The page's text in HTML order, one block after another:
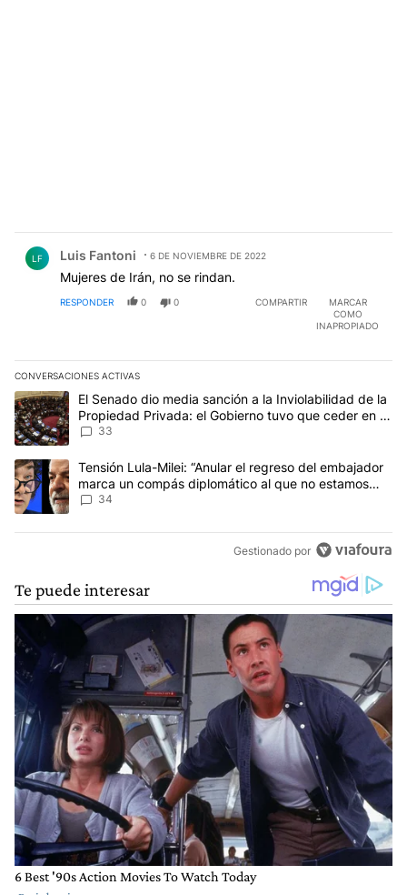
LF Luis Fantoni 6 DE NOVIEMBRE DE 2022
Mujeres de Irán, no se rindan.
RESPONDER 0 0 COMPARTIR
MARCAR
COMO
INAPROPIADO
CONVERSACIONES ACTIVAS
Este listado muestra los artículos con más comentarios en los
Un artículo de tendencia con el título "El Senado dio media
El Senado dio media sanción a la Inviolabilidad de la
Propiedad Privada: el Gobierno tuvo que ceder en la
Ley del Manejo del Fuego
33
Un artículo de tendencia con el título "Tensión Lula-Milei:
Tensión Lula-Milei: “Anular el regreso del embajador
marca un compás diplomático al que no estamos
acostumbrados"
34
Gestionado por